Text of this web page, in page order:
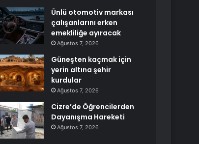
Ünlü otomotiv markası
çalışanlarını erken
emekliliğe ayıracak
Ağustos 7, 2026
Güneşten kaçmak için
yerin altına şehir
kurdular
Ağustos 7, 2026
Cizre’de Öğrencilerden
Dayanışma Hareketi
Ağustos 7, 2026